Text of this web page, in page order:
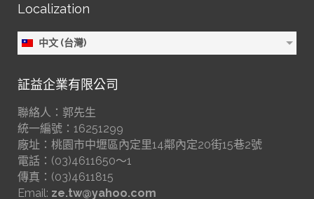
Localization
中文 (台灣)
証益企業有限公司
聯絡人：郭先生
統一編號：16251299
廠址：桃園市中壢區內定里14鄰內定20街15巷2號
電話：(03)4611650～1
傳真：(03)4611815
Email: ze.tw@yahoo.com